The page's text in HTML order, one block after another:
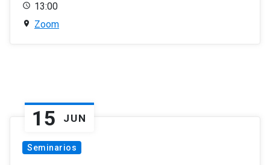
13:00
Zoom
15 JUN
Seminarios